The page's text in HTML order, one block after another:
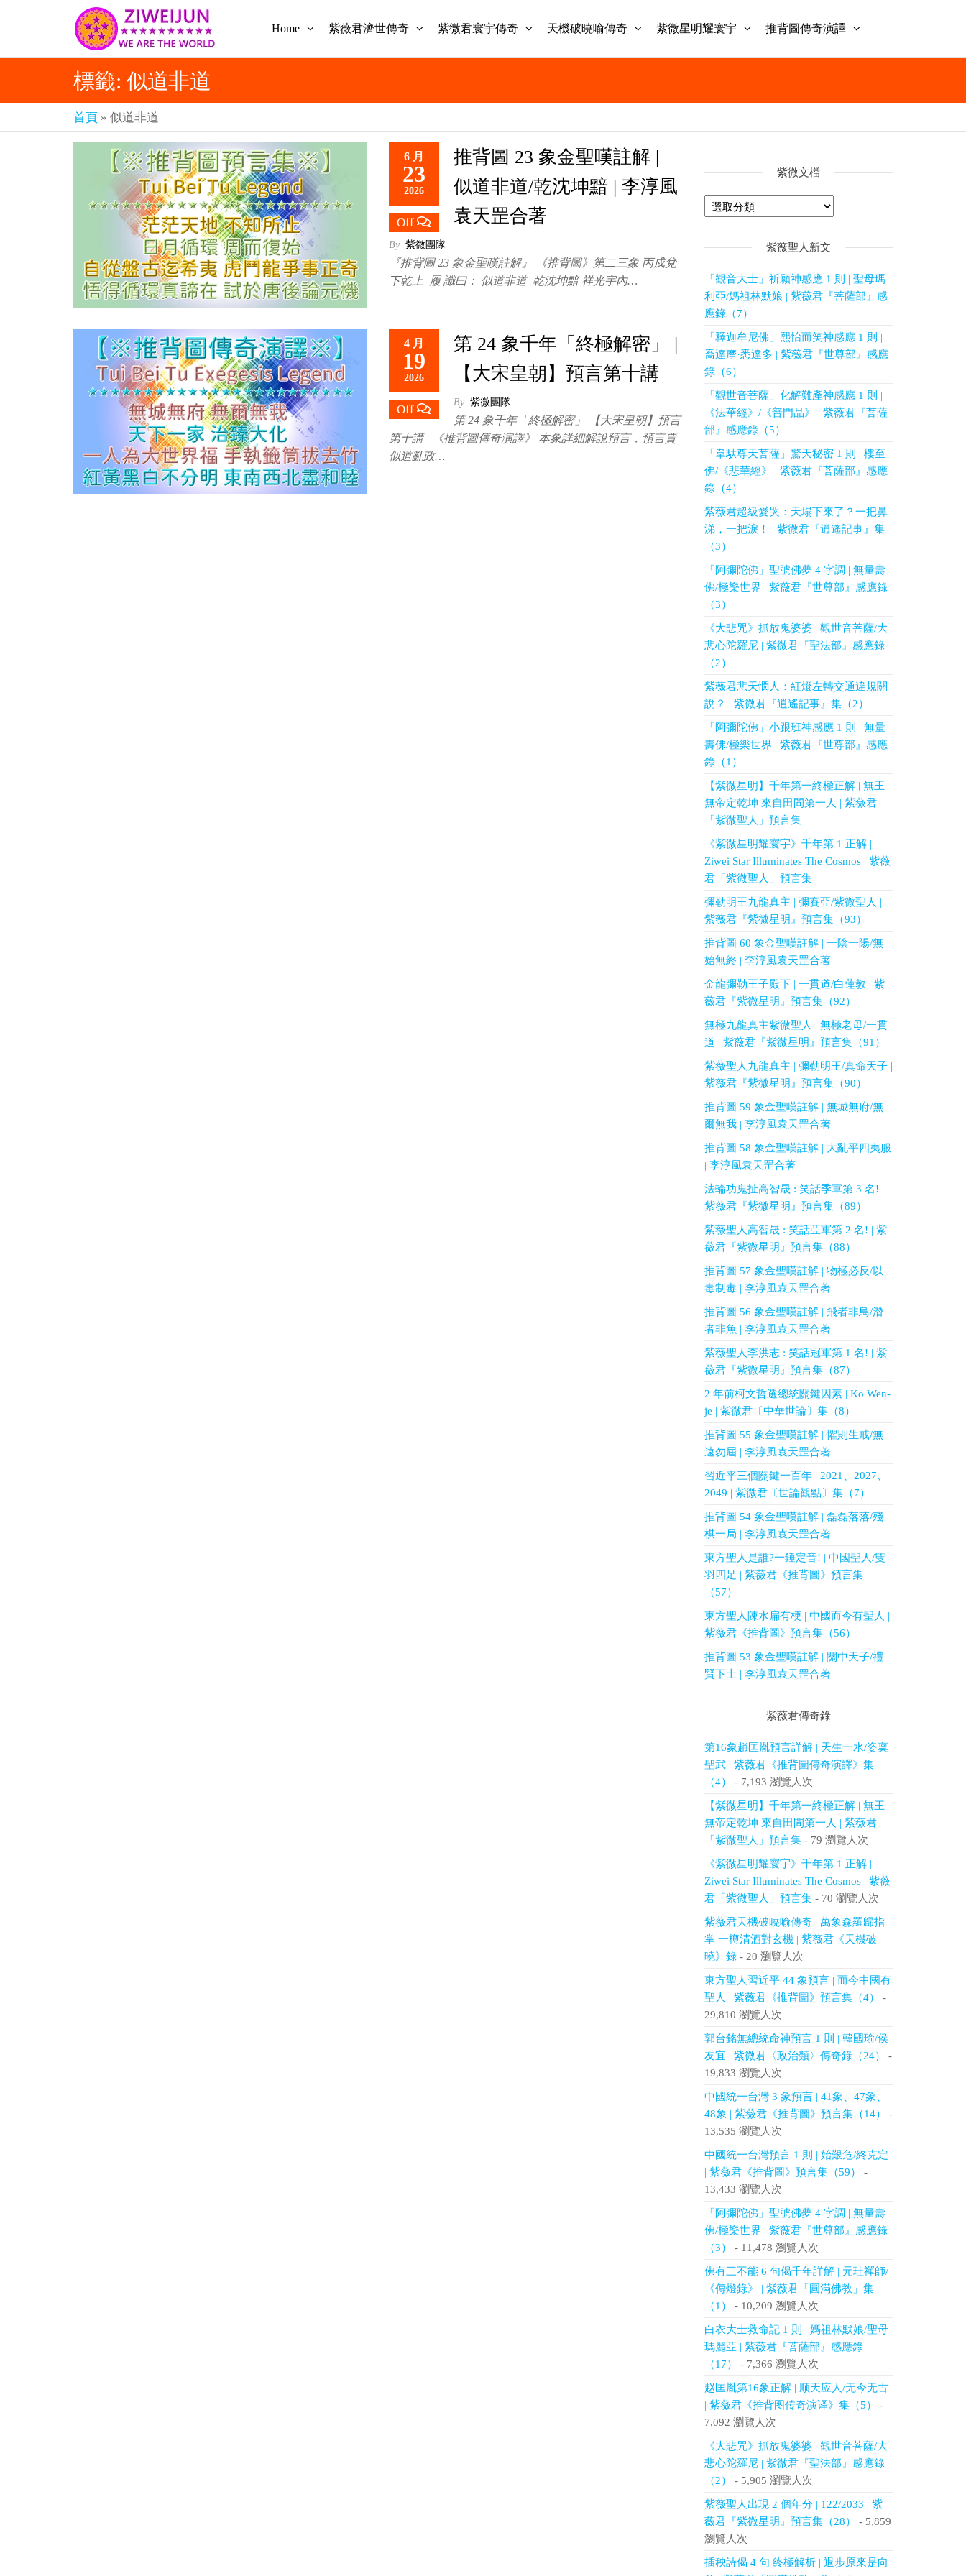
紫薇
《推
背
圖》
預
言-
紫薇
君寰
宇傳
奇官
樂
章-
人
人
都
是
彌
賽
亞-
個
個
都
救
世
主
Home 紫薇君濟世傳奇 紫微君寰宇傳奇 天機破曉喻傳奇 紫微星明耀寰宇 推背圖傳奇演譯
標籤: 似道非道
首頁 » 似道非道
6 月
23
2026
Off
推背圖 23 象金聖嘆註解 |
似道非道/乾沈坤黯 | 李淳風
袁天罡合著
By 紫微團隊
『推背圖 23 象金聖嘆註解』 《推背圖》第二三象 丙戍兌
下乾上 履 讖曰： 似道非道 乾沈坤黯 祥光宇內…
4 月
19
2026
Off
第 24 象千年「終極解密」 |
【大宋皇朝】預言第十講
By 紫微團隊
第 24 象千年「終極解密」 【大宋皇朝】預言
第十講 | 《推背圖傳奇演譯》 本象詳細解說預言，預言賈
似道亂政…
紫微文檔
紫薇聖人新文
「觀音大士」祈願神感應 1 則 | 聖母瑪
利亞/媽祖林默娘 | 紫薇君『菩薩部』感
應錄（7）
「釋迦牟尼佛」熙怡而笑神感應 1 則 |
喬達摩·悉達多 | 紫薇君『世尊部』感應
錄（6）
「觀世音菩薩」化解難產神感應 1 則 |
《法華經》/《普門品》 | 紫薇君『菩薩
部』感應錄（5）
「韋馱尊天菩薩」驚天秘密 1 則 | 樓至
佛/《悲華經》 | 紫薇君『菩薩部』感應
錄（4）
紫薇君超級愛哭：天塌下來了？一把鼻
涕，一把淚！ | 紫微君『逍遙記事』集
（3）
「阿彌陀佛」聖號佛夢 4 字調 | 無量壽
佛/極樂世界 | 紫薇君『世尊部』感應錄
（3）
《大悲咒》抓放鬼婆婆 | 觀世音菩薩/大
悲心陀羅尼 | 紫微君『聖法部』感應錄
（2）
紫薇君悲天憫人：紅燈左轉交通違規關
說？ | 紫微君『逍遙記事』集（2）
「阿彌陀佛」小跟班神感應 1 則 | 無量
壽佛/極樂世界 | 紫薇君『世尊部』感應
錄（1）
【紫微星明】千年第一終極正解 | 無王
無帝定乾坤 來自田間第一人 | 紫薇君
「紫微聖人」預言集
《紫微星明耀寰宇》千年第 1 正解 |
Ziwei Star Illuminates The Cosmos | 紫薇
君「紫微聖人」預言集
彌勒明王九龍真主 | 彌賽亞/紫微聖人 |
紫薇君『紫微星明』預言集（93）
推背圖 60 象金聖嘆註解 | 一陰一陽/無
始無終 | 李淳風袁天罡合著
金龍彌勒王子殿下 | 一貫道/白蓮教 | 紫
薇君『紫微星明』預言集（92）
無極九龍真主紫微聖人 | 無極老母/一貫
道 | 紫薇君『紫微星明』預言集（91）
紫薇聖人九龍真主 | 彌勒明王/真命天子 |
紫薇君『紫微星明』預言集（90）
推背圖 59 象金聖嘆註解 | 無城無府/無
爾無我 | 李淳風袁天罡合著
推背圖 58 象金聖嘆註解 | 大亂平四夷服
| 李淳風袁天罡合著
法輪功鬼扯高智晟 : 笑話季軍第 3 名! |
紫薇君『紫微星明』預言集（89）
紫薇聖人高智晟 : 笑話亞軍第 2 名! | 紫
薇君『紫微星明』預言集（88）
推背圖 57 象金聖嘆註解 | 物極必反/以
毒制毒 | 李淳風袁天罡合著
推背圖 56 象金聖嘆註解 | 飛者非鳥/潛
者非魚 | 李淳風袁天罡合著
紫薇聖人李洪志 : 笑話冠軍第 1 名! | 紫
薇君『紫微星明』預言集（87）
2 年前柯文哲選總統關鍵因素 | Ko Wen-
je | 紫微君〔中華世論〕集（8）
推背圖 55 象金聖嘆註解 | 懼則生戒/無
遠勿屆 | 李淳風袁天罡合著
習近平三個關鍵一百年 | 2021、2027、
2049 | 紫微君〔世論觀點〕集（7）
推背圖 54 象金聖嘆註解 | 磊磊落落/殘
棋一局 | 李淳風袁天罡合著
東方聖人是誰?一錘定音! | 中國聖人/雙
羽四足 | 紫薇君《推背圖》預言集
（57）
東方聖人陳水扁有梗 | 中國而今有聖人 |
紫薇君《推背圖》預言集（56）
推背圖 53 象金聖嘆註解 | 關中天子/禮
賢下士 | 李淳風袁天罡合著
紫薇君傳奇錄
第16象趙匡胤預言詳解 | 天生一水/姿稟
聖武 | 紫薇君《推背圖傳奇演譯》集
（4）
- 7,193 瀏覽人次
【紫微星明】千年第一終極正解 | 無王
無帝定乾坤 來自田間第一人 | 紫薇君
「紫微聖人」預言集- 79 瀏覽人次
《紫微星明耀寰宇》千年第 1 正解 |
Ziwei Star Illuminates The Cosmos | 紫薇
君「紫微聖人」預言集- 70 瀏覽人次
紫薇君天機破曉喻傳奇 | 萬象森羅歸指
掌 一樽清酒對玄機 | 紫薇君《天機破
曉》錄- 20 瀏覽人次
東方聖人習近平 44 象預言 | 而今中國有
聖人 | 紫薇君《推背圖》預言集（4）
-
29,810 瀏覽人次
郭台銘無總統命神預言 1 則 | 韓國瑜/侯
友宜 | 紫微君〈政治類〉傳奇錄（24）
-
19,833 瀏覽人次
中國統一台灣 3 象預言 | 41象、47象、
48象 | 紫薇君《推背圖》預言集（14）
-
13,535 瀏覽人次
中國統一台灣預言 1 則 | 始艱危/終克定
| 紫薇君《推背圖》預言集（59）
-
13,433 瀏覽人次
「阿彌陀佛」聖號佛夢 4 字調 | 無量壽
佛/極樂世界 | 紫薇君『世尊部』感應錄
（3）
- 11,478 瀏覽人次
佛有三不能 6 句偈千年詳解 | 元珪禪師/
《傳燈錄》 | 紫薇君「圓滿佛教」集
（1）
- 10,209 瀏覽人次
白衣大士救命記 1 則 | 媽祖林默娘/聖母
瑪麗亞 | 紫薇君『菩薩部』感應錄
（17）
- 7,366 瀏覽人次
赵匡胤第16象正解 | 顺天应人/无今无古
| 紫薇君《推背图传奇演译》集（5）
-
7,092 瀏覽人次
《大悲咒》抓放鬼婆婆 | 觀世音菩薩/大
悲心陀羅尼 | 紫微君『聖法部』感應錄
（2）
- 5,905 瀏覽人次
紫薇聖人出現 2 個年分 | 122/2033 | 紫
薇君『紫微星明』預言集（28）
- 5,859
瀏覽人次
插秧詩偈 4 句 終極解析 | 退步原來是向